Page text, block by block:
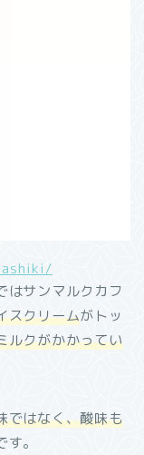
はサンマルクカフ
スクリームがトッ
ルクがかかってい
ではなく、酸味も
す。